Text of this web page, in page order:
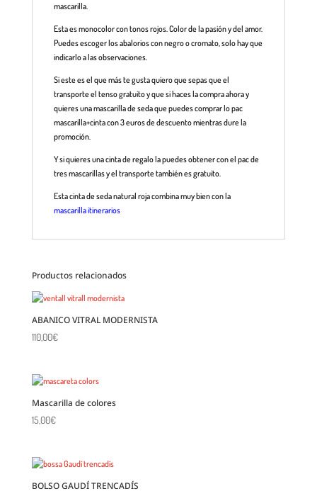
mascarilla.
Esta es monocolor con tonos rojos. Color de la pasión y del amor.
Puedes escoger los abalorios con negro o cromato, solo hay que
indicarlo a las observaciones.
Si este es el que más te gusta quiero que sepas que el
transporte el tenso gratuito y que si haces la compra ahora y
quieres una mascarilla de seda que puedes comprar lo pac
mascarilla+cinta con 3 euros de descuento mientras dure la
promoción.
Y si quieres una cinta de regalo la puedes obtener con el pac de
tres mascarillas y el transporte también es gratuito.
Esta cinta de seda natural roja combina muy bien con la
mascarilla itinerarios
Productos relacionados
ABANICO VITRAL MODERNISTA
110,00€
Mascarilla de colores
15,00€
BOLSO GAUDÍ TRENCADÍS